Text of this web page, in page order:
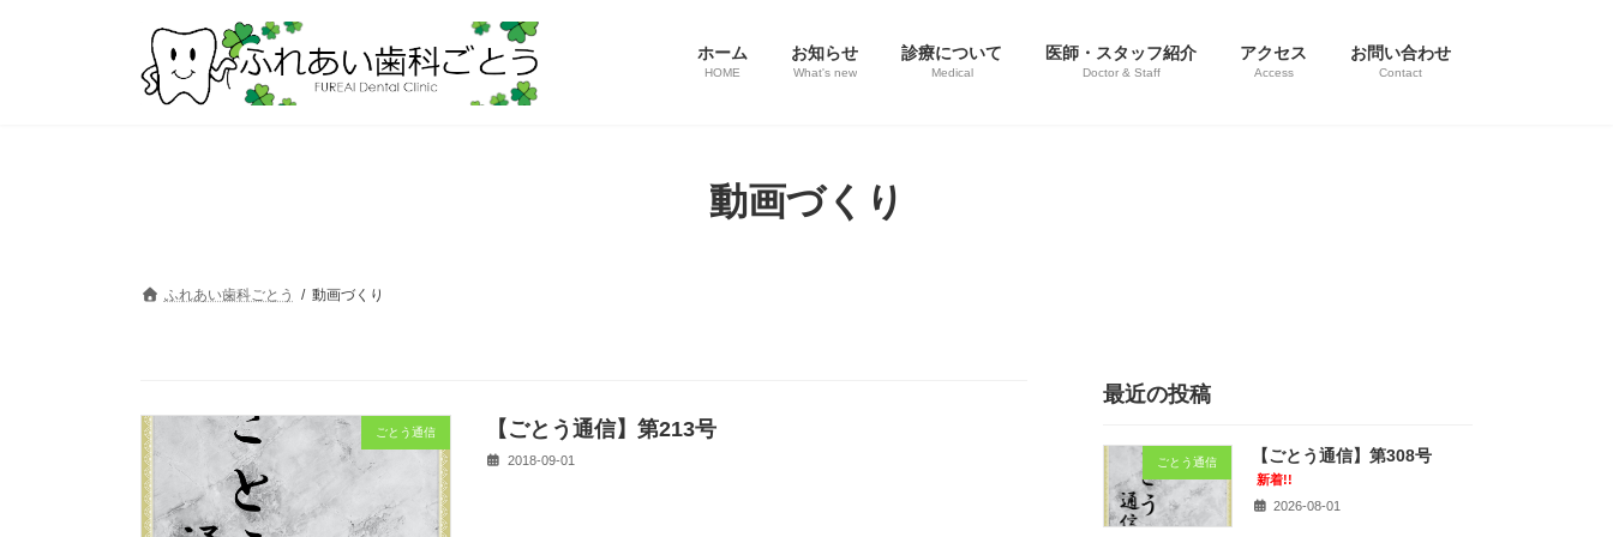
ホーム
HOME
お知らせ
What's new
診療について
Medical
医師・スタッフ紹介
Doctor & Staff
アクセス
Access
お問い合わせ
Contact
動画づくり
ふれあい歯科ごとう 動画づくり
ごとう通信 【ごとう通信】第213号
2018-09-01
最近の投稿
ごとう通信 【ごとう通信】第308号
新着!!
2026-08-01